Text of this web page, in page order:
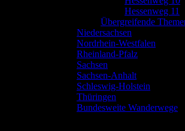
Hessenweg 11
Übergreifende
Niedersachsen
Nordrhein-Westfalen
Rheinland-Pfalz
Sachsen
Sachsen-Anhalt
Schleswig-Holstein
Thüringen
Bundesweite Wanderwege